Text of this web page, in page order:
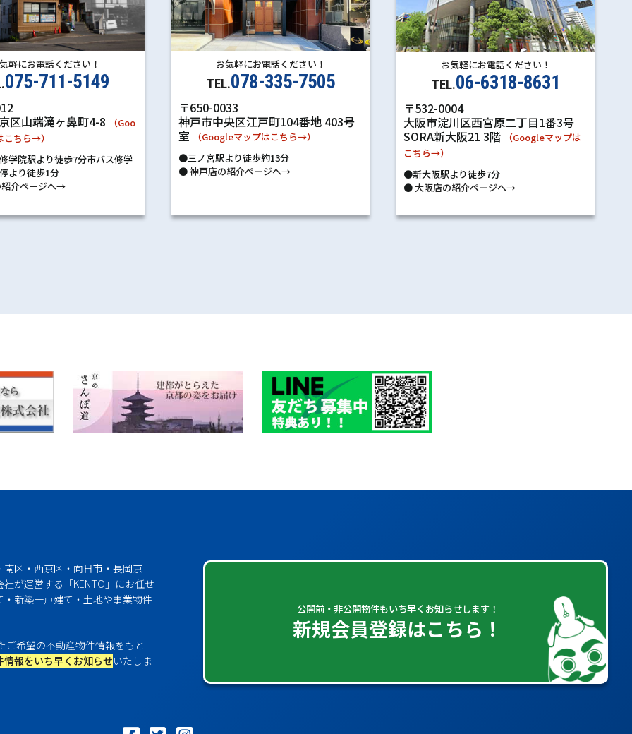
軽にお電話ください！
075-711-5149
区山端滝ヶ鼻町4-8
（Goo
ちら→）
学院駅より徒歩7分市バス修学
より徒歩1分
介ページへ→
お気軽にお電話ください！
TEL.078-335-7505
〒650-0033
神戸市中央区江戸町104番地 403号
室
（Googleマップはこちら→）
●三ノ宮駅より徒歩約13分
●神戸店の紹介ページへ→
お気軽にお電話ください！
TEL.06-6318-8631
〒532-0004
大阪市淀川区西宮原二丁目1番3号
SORA新大阪21 3階
（Googleマップは
こちら→）
●新大阪駅より徒歩7分
●大阪店の紹介ページへ→
区・西京区・向日市・長岡京
が運営する「KENTO」にお任せ
新築一戸建て・土地や事業物件
希望の不動産物件情報をもと
報をいち早くお知らせいたしま
公開前・非公開物件もいち早くお知らせします！
新規会員登録はこちら！